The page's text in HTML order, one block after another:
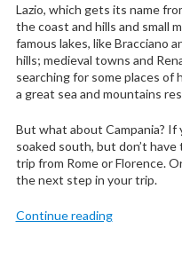
Lazio, which gets its name
the coast and hills and small
famous lakes, like Bracciano
hills; medieval towns and
searching for some places
a great sea and mountains
But what about Campania? If
soaked south, but don’t
trip from Rome or Florence.
the next step in your trip.
Continue reading« Lazio or